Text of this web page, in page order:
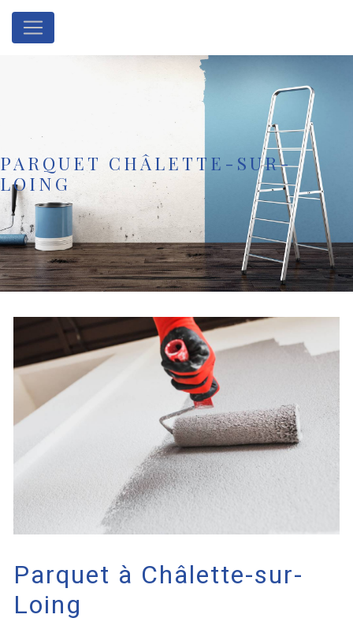
Panneau de gestion des cookies
PARQUET CHÂLETTE-SUR-
LOING
Parquet à Châlette-sur-
Loing